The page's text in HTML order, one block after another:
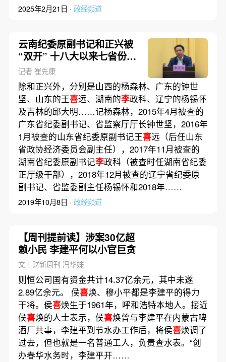
2025年2月21日 · 政经频道
云南纪委原副书记和正兴被
“双开” 十八大以来七省份纪
委副书记落马
记者 崔先康
除和正兴外，分别是山西的杨森林、广东的钟世
坚、山东的王喜远、湖南的李政科、辽宁的杨锡怀
及吉林的邱大明……记杨森林，2015年4月被查的
广东省纪委副书记、省监察厅厅长钟世坚，2016年
1月被查的山东省纪委原副书记王喜远（后任山东
省政协经济委员会副主任），2017年11月被查的
湖南省纪委原副书记李政科（被查时任湖南省纪委
正厅级干部），2018年12月被查的辽宁省纪委原
副书记、省监委副主任杨锡怀和2018年……
2019年10月8日 · 政经频道
【周刊提前读】涉案30亿超
赖小民 李建平何以小官巨贪
文｜财新周刊 冯华妹
则恒公司国有资金共计14.37亿余元，其中未遂
2.89亿余元。 侯喜焕、穆小平都是李建平的得力
干将。侯喜焕生于1961年，呼和浩特本地人。接近
侯喜焕的人士表示，侯喜焕曾与李建平在内蒙古啤
酒厂共事，李建平到节水办工作后，将侯喜焕调了
过去，但也就是一名普通工人，负责查水表。“创
办春华水务时，李建平开……